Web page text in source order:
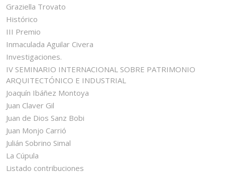
Graziella Trovato
Histórico
III Premio
Inmaculada Aguilar Civera
Investigaciones.
IV SEMINARIO INTERNACIONAL SOBRE PATRIMONIO
ARQUITECTÓNICO E INDUSTRIAL
Joaquín Ibáñez Montoya
Juan Claver Gil
Juan de Dios Sanz Bobi
Juan Monjo Carrió
Julián Sobrino Simal
La Cúpula
Listado contribuciones